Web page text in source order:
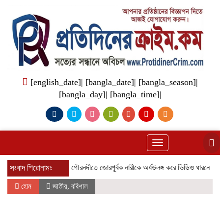
[english_date]| [bangla_date]| [bangla_season]|
[bangla_day]| [bangla_time]|
Toggle
navigation
সংবাদ শিরোনামঃগৌরনদীতে জোরপূর্বক নারীকে অর্ধউলঙ্গ করে ভিডিও ধারনের অভিযোগ
হোম জাতীয়, বরিশাল